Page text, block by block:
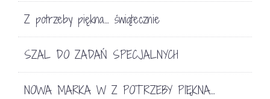
Z potrzeby piękna… świątecznie
SZAL DO ZADAŃ SPECJALNYCH
NOWA MARKA W Z POTRZEBY PIĘKNA…